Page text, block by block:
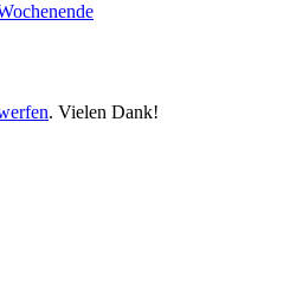
. Vielen Dank!